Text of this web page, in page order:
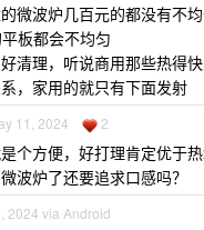
微波炉几百元的都没有不
板都会不均匀
清理，听说商用那些热得
，家用的就只有下面发射
11, 2024 2
个方便，好打理肯定优于
波炉了还要追求口感吗？
2024 via Android